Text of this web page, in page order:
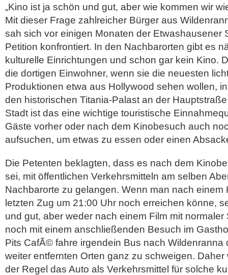
„Kino ist ja schön und gut, aber wie kommen wir
Mit dieser Frage zahlreicher Bürger aus
sah sich vor einigen Monaten der Etwashausener
Petition konfrontiert. In den Nachbarorten gibt es
kulturelle Einrichtungen und schon gar kein Kino.
die dortigen Einwohner, wenn sie die neuesten
Produktionen etwa aus Hollywood sehen wollen,
den historischen Titania-Palast an der
Stadt ist das eine wichtige touristische
Gäste vorher oder nach dem Kinobesuch auch
aufsuchen, um etwas zu essen oder einen
Die Petenten beklagten, dass es nach dem
sei, mit öffentlichen Verkehrsmitteln am selben
Nachbarorte zu gelangen. Wenn man nach einem
letzten Zug um 21:00 Uhr noch erreichen könne,
und gut, aber weder nach einem Film mit normaler
noch mit einem anschließenden Besuch im
Pits CafÃ© fahre irgendein Bus nach Wildenranna
weiter entfernten Orten ganz zu schweigen. Daher
der Regel das Auto als Verkehrsmittel für solche